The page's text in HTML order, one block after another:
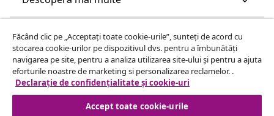
Făcând clic pe „Acceptați toate cookie-urile”, sunteți de acord cu
stocarea cookie-urilor pe dispozitivul dvs. pentru a îmbunătăți
navigarea pe site, pentru a analiza utilizarea site-ului și pentru a ajuta
eforturile noastre de marketing si personalizarea reclamelor. .
Declarație de confidențialitate și cookie-uri
Accept toate cookie-urile